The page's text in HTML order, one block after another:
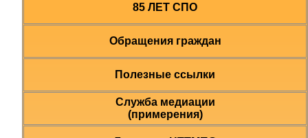
85 ЛЕТ СПО
Обращения граждан
Полезные ссылки
Служба медиации
(примерения)